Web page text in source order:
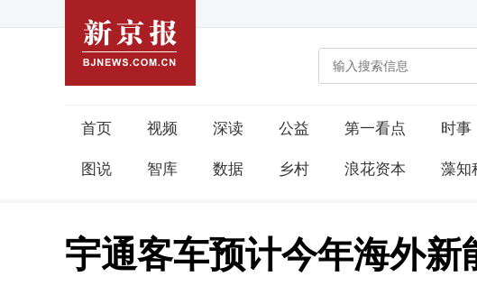
首页 视频 深读 公益 第一看点 时事
图说 智库 数据 乡村 浪花资本 藻知
宇通客车预计今年海外